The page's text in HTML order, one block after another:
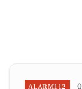
ALARM112